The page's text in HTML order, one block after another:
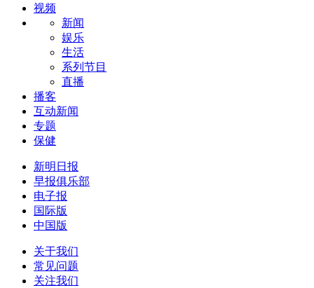
视频
新闻
娱乐
生活
系列节目
直播
播客
互动新闻
专题
保健
新明日报
早报俱乐部
电子报
国际版
中国版
关于我们
常见问题
关注我们